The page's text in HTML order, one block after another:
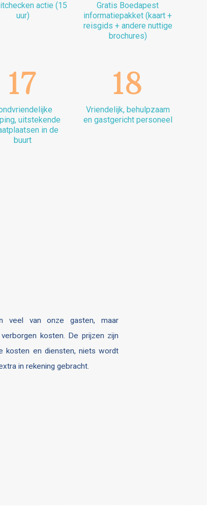
actie (15
uur)
Gratis Boedapest
informatiepakket (kaart +
reisgids + andere nuttige
brochures)
17
uitstekende
in de
buurt
18
Vriendelijk, behulpzaam
en gastgericht personeel
veel van onze gasten, maar
kosten. De prijzen zijn
kosten en diensten, niets wordt
in rekening gebracht.